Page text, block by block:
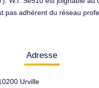
pas adhérent du réseau
Adresse
Urville